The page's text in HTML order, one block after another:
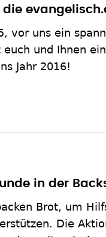
vor uns ein
und Ihnen
Jahr 2016!
in der
Brot, um
Die